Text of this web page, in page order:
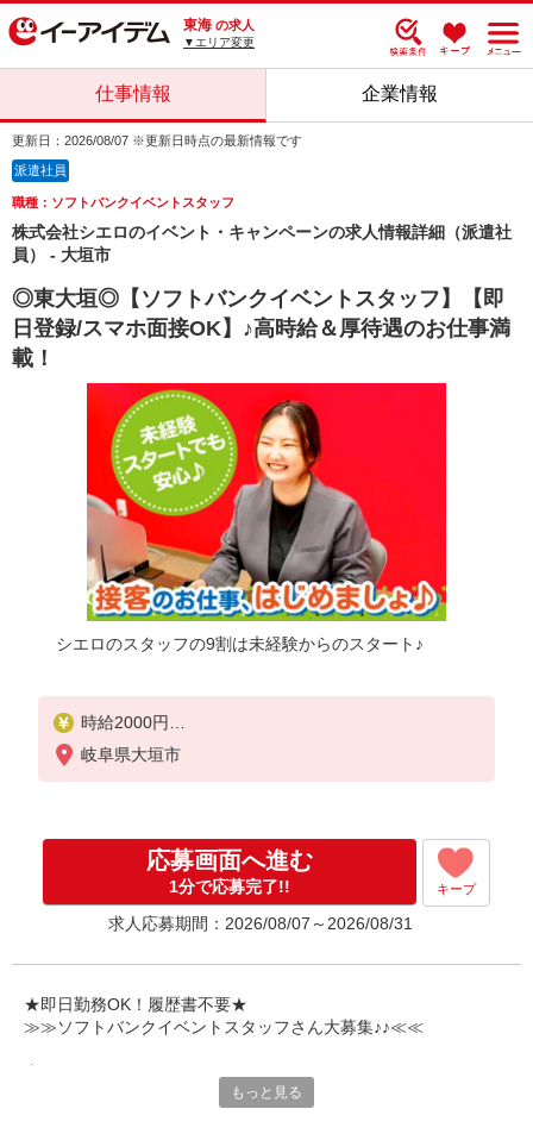
東海 の求人
▼エリア変更
仕事情報 企業情報
更新日：2026/08/07 ※更新日時点の最新情報です
派遣社員
職種：ソフトバンクイベントスタッフ
株式会社シエロのイベント・キャンペーンの求人情報詳細（派遣社
員） - 大垣市
◎東大垣◎【ソフトバンクイベントスタッフ】【即
日登録/スマホ面接OK】♪高時給＆厚待遇のお仕事満
載！
シエロのスタッフの9割は未経験からのスタート♪
時給2000円
+インセンティブ制度・職能評価制度あり
※交通費全額支給（公共交通機関）
゜+゜・。○。・゜+゜・。○。・゜+゜
入社祝い金10万円支給(規定有)
お友達を紹介頂くと,
インセンティブ支給(規定有)
★月2回払い・週払い可能（規程有）★
゜・。○。・゜+゜・。○。・゜+゜
岐阜県大垣市
応募画面へ進む
1分で応募完了!! キープ
求人応募期間：2026/08/07～2026/08/31
★即日勤務OK！履歴書不要★
≫≫ソフトバンクイベントスタッフさん大募集♪♪≪≪
職場での不安や悩み事があればもっと見る